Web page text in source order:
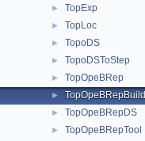
► TopExp
► TopLoc
► TopoDS
► TopoDSToStep
► TopOpeBRep
► TopOpeBRepBuild
► TopOpeBRepDS
► TopOpeBRepTool